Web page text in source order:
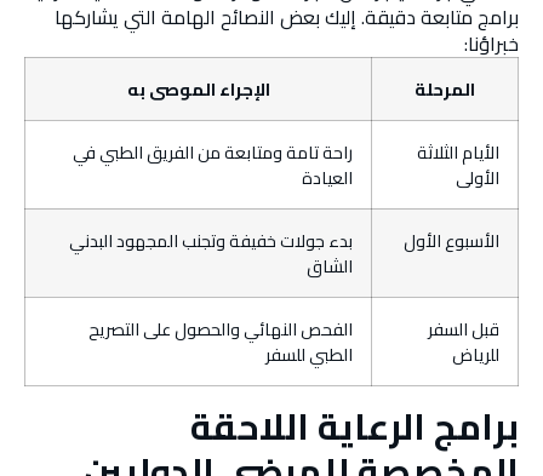
برامج متابعة دقيقة. إليك بعض النصائح الهامة التي يشاركها
خبراؤنا:
المرحلة
الإجراء الموصى به
الأيام الثلاثة
الأولى
راحة تامة ومتابعة من الفريق الطبي في
العيادة
الأسبوع الأول
بدء جولات خفيفة وتجنب المجهود البدني
الشاق
قبل السفر
للرياض
الفحص النهائي والحصول على التصريح
الطبي للسفر
برامج الرعاية اللاحقة